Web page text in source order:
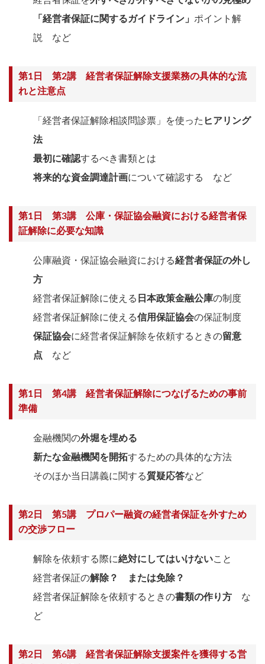
「経営者保証に関するガイドライン」 ポイント解
説 など
第1日 第2講 経営者保証解除支援業務の具体的な流
れと注意点
「経営者保証解除相談問診票」を使った ヒアリング
法
最初に確認するべき書類とは
将来的な資金調達計画について確認する など
第1日 第3講 公庫・保証協会融資における経営者保
証解除に必要な知識
公庫融資・保証協会融資における経営者保証の外し
方
経営者保証解除に使える 日本政策金融公庫の制度
経営者保証解除に使える信用保証協会の保証制度
保証協会に経営者保証解除を依頼するときの留意
点 など
第1日 第4講 経営者保証解除につなげるための事前
準備
金融機関の外堀を埋める
新たな金融機関を開拓するための具体的な方法
そのほか当日講義に関する質疑応答など
第2日 第5講 プロパー融資の経営者保証を外すため
の交渉フロー
解除を依頼する際に絶対にしてはいけないこと
経営者保証の解除？ または免除？
経営者保証解除を依頼するときの書類の作り方 な
ど
第2日 第6講 経営者保証解除支援案件を獲得する営